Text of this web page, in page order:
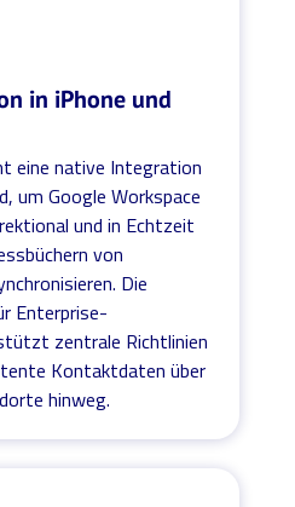
in iPhone und
eine native Integration
um Google Workspace
und in Echtzeit
von
Die
Enterprise-
zentrale Richtlinien
Kontaktdaten über
hinweg.